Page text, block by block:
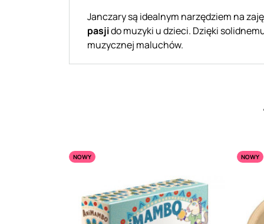
Janczary są idealnym narzędziem na
pasjido muzyki u dzieci. Dzięki
muzycznej maluchów.
NOWY NOWY